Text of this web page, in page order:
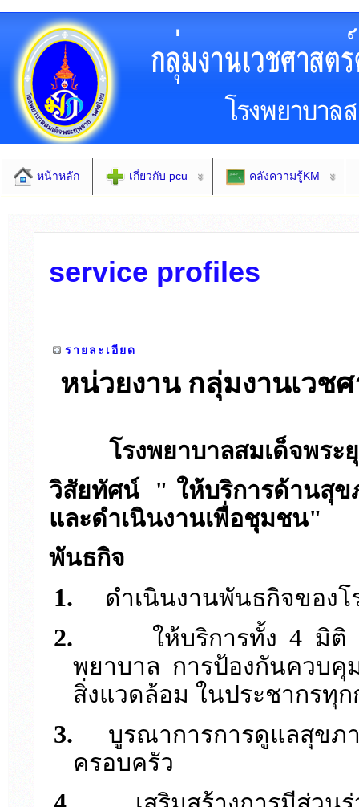
หน้าหลัก เกี่ยวกับ pcu คลังความรู้KM
service profiles
รายละเอียด
หน่วยงาน กลุ่มงานเวช
โรงพยาบาลสมเด็จพร
วิสัยทัศน์ " ให้บริการด้านสุข
และดำเนินงานเพื่อชุมชน"
พันธกิจ
1. ดำเนินงานพันธกิจของโ
2. ให้บริการทั้ง4 มิติ
พยาบาล การป้องกันควบ
สิ่งแวดล้อม ในประชากรทุ
3.
บูรณาการการดูแลสุขภ
ครอบครัว